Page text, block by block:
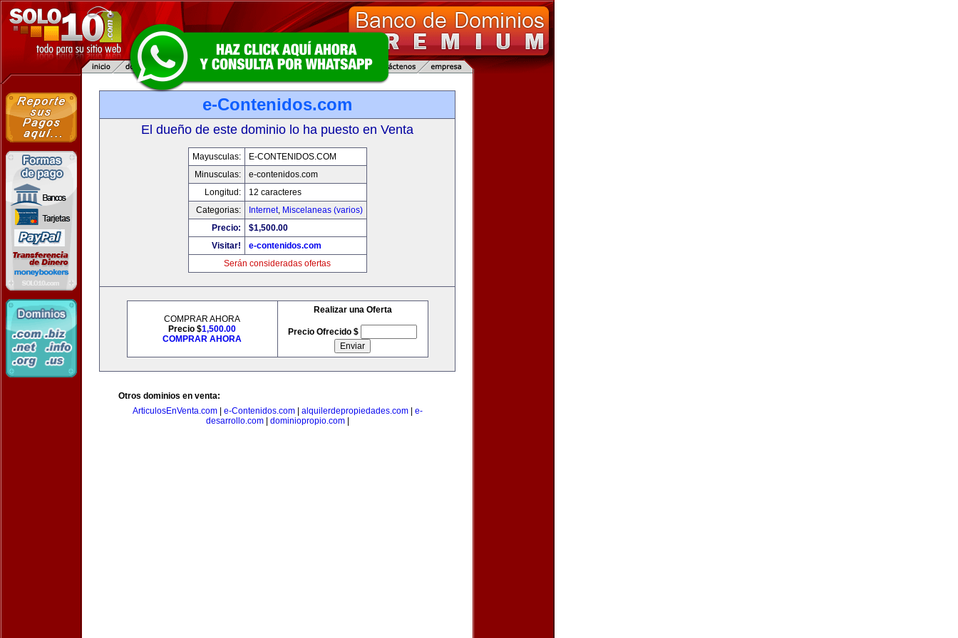
e-Contenidos.com
El dueño de este dominio lo ha puesto en Venta
Mayusculas:
E-CONTENIDOS.COM
Minusculas:
e-contenidos.com
Longitud:
12 caracteres
Categorias:
Internet, Miscelaneas (varios)
Precio:
$1,500.00
Visitar!
e-contenidos.com
Serán consideradas ofertas
COMPRAR AHORA
Precio $1,500.00
COMPRAR AHORA
Realizar una Oferta
Precio Ofrecido $
Otros dominios en venta:
ArticulosEnVenta.com| e-Contenidos.com| alquilerdepropiedades.com| e-
desarrollo.com| dominiopropio.com|